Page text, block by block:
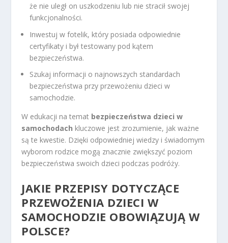
że nie uległ on uszkodzeniu lub nie stracił swojej
funkcjonalności.
Inwestuj w fotelik, który posiada odpowiednie
certyfikaty i był testowany pod kątem
bezpieczeństwa.
Szukaj informacji o najnowszych standardach
bezpieczeństwa przy przewożeniu dzieci w
samochodzie.
W edukacji na temat bezpieczeństwa dzieci w
samochodach kluczowe jest zrozumienie, jak ważne
są te kwestie. Dzięki odpowiedniej wiedzy i świadomym
wyborom rodzice mogą znacznie zwiększyć poziom
bezpieczeństwa swoich dzieci podczas podróży.
JAKIE PRZEPISY DOTYCZĄCE
PRZEWOŻENIA DZIECI W
SAMOCHODZIE OBOWIĄZUJĄ W
POLSCE?